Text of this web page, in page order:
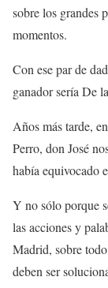
sobre los grandes
momentos.
Con ese par de
ganador sería De
Años más tarde,
Perro, don José
había equivocado
Y no sólo porque
las acciones y
Madrid, sobre
deben ser